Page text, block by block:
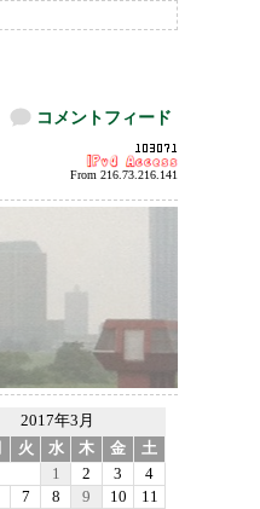
コメントフィード
From 216.73.216.141
2017年3月
火 水 木 金
土
1
2 3
4
7 8 9 10
11